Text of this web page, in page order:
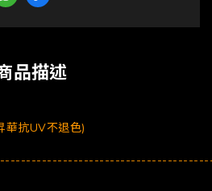
品描述
華抗UV不退色)